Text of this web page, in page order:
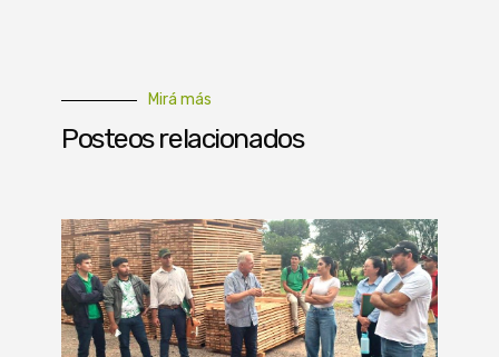
Mirá más
Posteos relacionados